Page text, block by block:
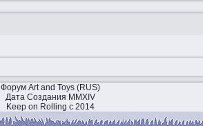
Форум Art and Toys (RUS)
Дата Создания MMXIV
Keep on Rolling с 2014